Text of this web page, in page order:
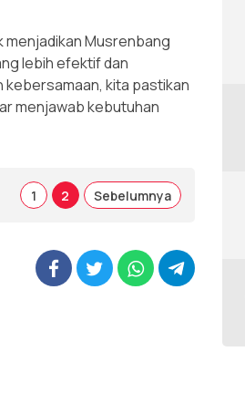
menjadikan Musrenbang
lebih efektif dan
kebersamaan, kita pastikan
menjawab kebutuhan
1 2 Sebelumnya